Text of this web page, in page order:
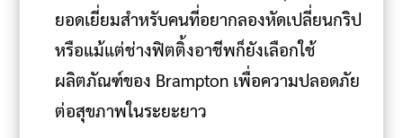
ยอดเยี่ยมสำหรับคนที่อยากลองหัดเปลี่ยนกริป
หรือแม้แต่ช่างฟิตติ้งอาชีพก็ยังเลือกใช้
ผลิตภัณฑ์ของ Brampton เพื่อความปลอดภัย
ต่อสุขภาพในระยะยาว